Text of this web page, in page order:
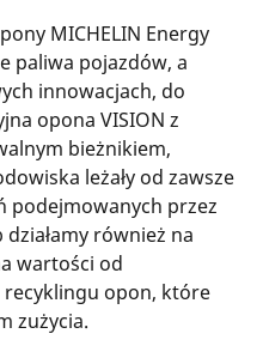
MICHELIN Energy
paliwa pojazdów, a
innowacjach, do
opona VISION z
bieżnikiem,
leżały od zawsze
podejmowanych przez
również na
wartości od
opon, które
zużycia.